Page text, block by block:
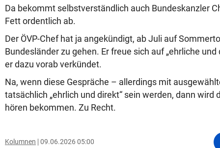
Da bekommt selbstverständlich auch Bundeskanzler
Fett ordentlich ab.
Der ÖVP-Chef hat ja angekündigt, ab Juli auf
Bundesländer zu gehen. Er freue sich auf „ehrliche und
er dazu vorab verkündet.
Na, wenn diese Gespräche – allerdings mit
tatsächlich „ehrlich und direkt“ sein werden, dann wird
hören bekommen. Zu Recht.
Kolumnen 09.06.2026 05:00